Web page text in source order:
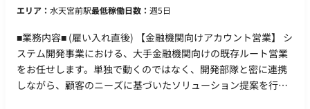
エリア： 水天宮前駅最低稼働日数： 週5日
■業務内容■ (雇い入れ直後) 【金融機関向けアカウント営業】 シ
ステム開発事業における、大手金融機関向けの既存ルート営業
をお任せします。単独で動くのではなく、開発部隊と密に連携
しながら、顧客のニーズに基づいたソリューション提案を行